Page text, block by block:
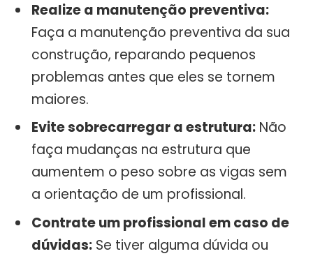
Realize a manutenção preventiva:
Faça a manutenção preventiva da sua
construção, reparando pequenos
problemas antes que eles se tornem
maiores.
Evite sobrecarregar a estrutura: Não
faça mudanças na estrutura que
aumentem o peso sobre as vigas sem
a orientação de um profissional.
Contrate um profissional em caso de
dúvidas: Se tiver alguma dúvida ou